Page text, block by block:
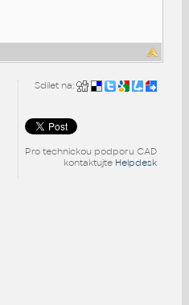
Sdílet na:
Pro technickou podporu CAD
kontaktujte Helpdesk